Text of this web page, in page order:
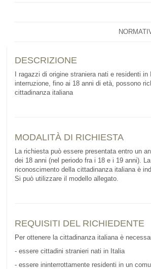
DESCRIZIONE
I ragazzi di origine straniera nati e residenti
interruzione, fino ai 18 anni di età, possono
cittadinanza italiana
MODALITÀ DI RICHIESTA
La richiesta può essere presentata entro un
dei 18 anni (nel periodo fra i 18 e i 19 anni).
riconoscimento della cittadinanza italiana è
Si può utilizzare il modello allegato.
REQUISITI DEL RICHIEDENTE
Per ottenere la cittadinanza italiana è
- essere cittadini stranieri nati in Italia
- essere ininterrottamente residenti in un